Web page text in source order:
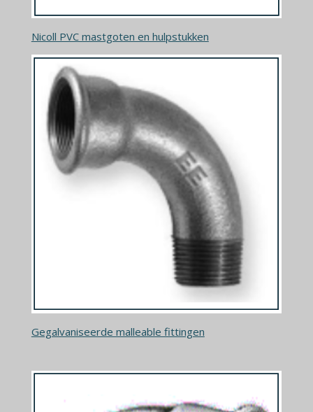
Nicoll PVC mastgoten en hulpstukken
Gegalvaniseerde malleable fittingen